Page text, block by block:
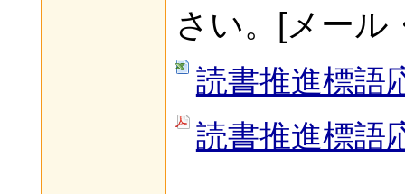
さい。[メール
読書推進標語
読書推進標語